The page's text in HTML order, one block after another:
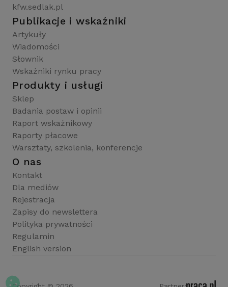
kfw.sedlak.pl
Publikacje i wskaźniki
Artykuły
Wiadomości
Słownik
Wskaźniki rynku pracy
Produkty i usługi
Sklep
Badania postaw i opinii
Raport wskaźnikowy
Raporty płacowe
Warsztaty, szkolenia, konferencje
O nas
Kontakt
Dla mediów
Rejestracja
Zapisy do newslettera
Polityka prywatności
Regulamin
English version